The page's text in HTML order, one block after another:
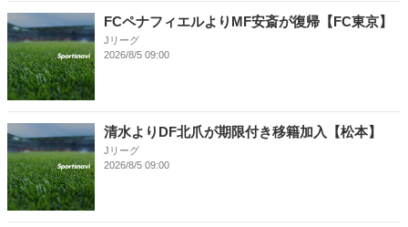
FCペナフィエルよりMF安斎が復帰【FC東京】
Jリーグ
2026/8/5 09:00
清水よりDF北爪が期限付き移籍加入【松本】
Jリーグ
2026/8/5 09:00